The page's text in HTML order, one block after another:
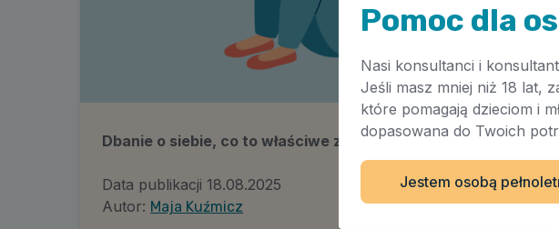
Dbanie o siebie, co to właściwe znaczy?
Data publikacji 18.08.2025
Autor: Maja Kuźmicz
Pomoc dla
Nasi konsultanci i
Jeśli masz mniej niż 18 lat,
które pomagają dzieciom i
dopasowana do Twoich
Jestem osobą